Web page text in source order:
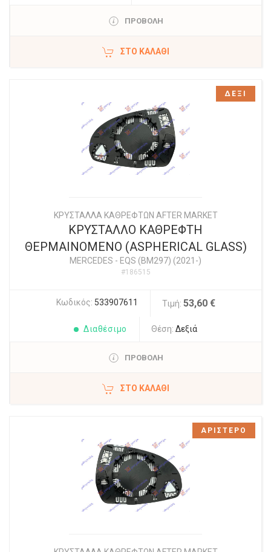
ΠΡΟΒΟΛΗ
ΣΤΟ ΚΑΛΆΘΙ
ΚΡΥΣΤΑΛΛΑ ΚΑΘΡΕΦΤΩΝ AFTER MARKET
ΚΡΥΣΤΑΛΛΟ ΚΑΘΡΕΦΤΗ
ΘΕΡΜΑΙΝΟΜΕΝΟ (ASPHERICAL GLASS)
MERCEDES - EQS (BM297) (2021-)
#186515
Κωδικός: 533907611 Τιμή: 53,60 €
Διαθέσιμο Θέση: Δεξιά
ΠΡΟΒΟΛΗ
ΣΤΟ ΚΑΛΆΘΙ
ΔΕΞΙ
ΑΡΙΣΤΕΡΟ